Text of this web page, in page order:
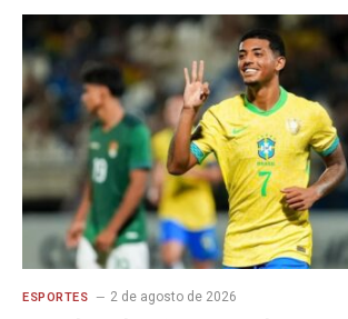
ESPORTES 2 de agosto de 2026